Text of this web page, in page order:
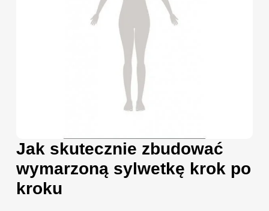
Jak skutecznie zbudować
wymarzoną sylwetkę krok po
kroku